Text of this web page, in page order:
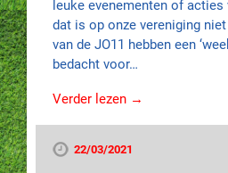
leuke evenementen of
dat is op onze vereniging
van de JO11 hebben een
bedacht voor…
Verder lezen →
22/03/2021